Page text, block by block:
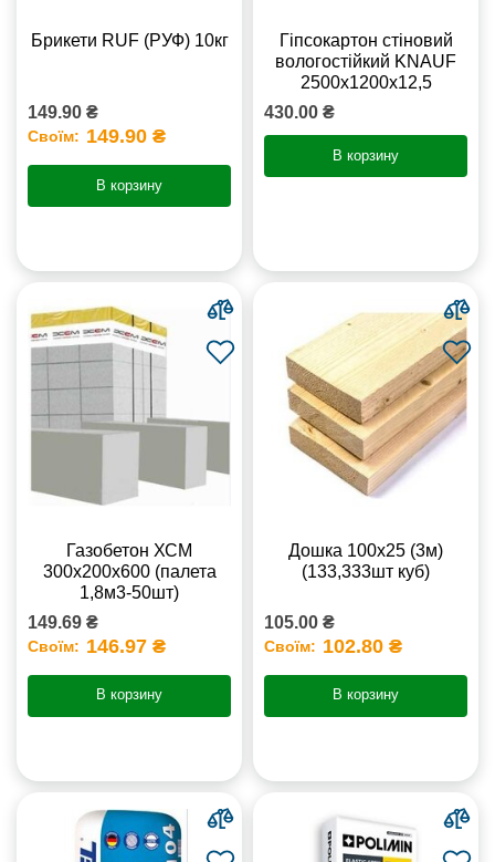
Брикети RUF (РУФ) 10кг
149.90 ₴
Своїм: 149.90 ₴
В корзину
Гіпсокартон стіновий
вологостійкий KNAUF
2500х1200х12,5
430.00 ₴
В корзину
Газобетон ХСМ
300x200x600 (палета
1,8м3-50шт)
149.69 ₴
Своїм: 146.97 ₴
В корзину
Дошка 100х25 (3м)
(133,333шт куб)
105.00 ₴
Своїм: 102.80 ₴
В корзину